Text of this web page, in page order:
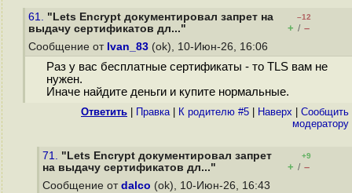
61. "Lets Encrypt документировал запрет на
выдачу сертификатов дл..."
–12
+ / –
Сообщение от Ivan_83 (ok), 10-Июн-26, 16:06
Раз у вас бесплатные сертификаты - то TLS вам не
нужен.
Иначе найдите деньги и купите нормальные.
Ответить Правка| К родителю #5 Наверх
Cообщить
модератору
71. "Lets Encrypt документировал запрет
на выдачу сертификатов дл..."
+9
+ / –
Сообщение от dalco (ok), 10-Июн-26, 16:43